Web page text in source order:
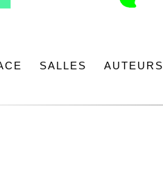
SALLES AUTEURS